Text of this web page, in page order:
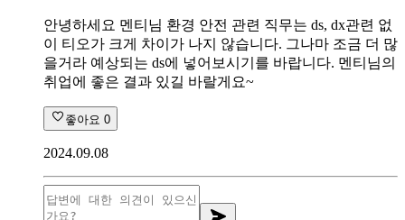
안녕하세요 멘티님 환경 안전 관련 직무는 ds, dx관련 없
이 티오가 크게 차이가 나지 않습니다. 그나마 조금 더 많
을거라 예상되는 ds에 넣어보시기를 바랍니다. 멘티님의
취업에 좋은 결과 있길 바랄게요~
좋아요 0
2024.09.08